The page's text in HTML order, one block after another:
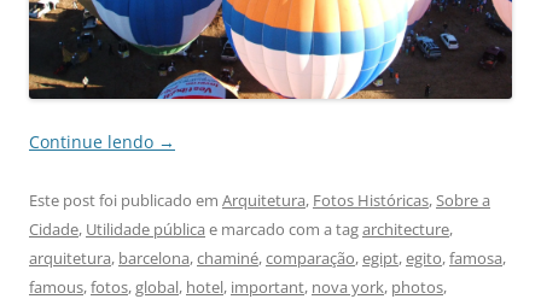
Continue lendo →
Este post foi publicado em Arquitetura, Fotos Históricas,Sobre a
Cidade, Utilidade pública e marcado com a tagarchitecture,
arquitetura, barcelona,chaminé,comparação,egipt,egito,famosa,
famous,fotos,global, hotel, important, nova york, photos,